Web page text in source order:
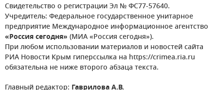
Свидетельство о регистрации Эл № ФС77-57640.
Учредитель: Федеральное государственное унитарное
предприятие Международное информационное агентство
«Россия сегодня» (МИА «Россия сегодня»).
При любом использовании материалов и новостей сайта
РИА Новости Крым гиперссылка на https://crimea.ria.ru
обязательна не ниже второго абзаца текста.
Главный редактор: Гаврилова А.В.